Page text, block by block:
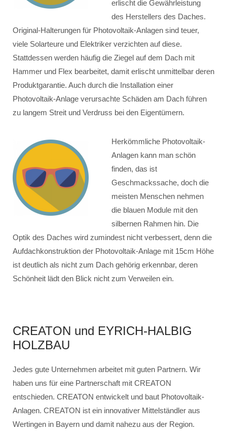
erlischt die Gewährleistung
des Herstellers des Daches.
Original-Halterungen für Photovoltaik-Anlagen sind teuer,
viele Solarteure und Elektriker verzichten auf diese.
Stattdessen werden häufig die Ziegel auf dem Dach mit
Hammer und Flex bearbeitet, damit erlischt unmittelbar deren
Produktgarantie. Auch durch die Installation einer
Photovoltaik-Anlage verursachte Schäden am Dach führen
zu langem Streit und Verdruss bei den Eigentümern.
Herkömmliche Photovoltaik-
Anlagen kann man schön
finden, das ist
Geschmackssache, doch die
meisten Menschen nehmen
die blauen Module mit den
silbernen Rahmen hin. Die
Optik des Daches wird zumindest nicht verbessert, denn die
Aufdachkonstruktion der Photovoltaik-Anlage mit 15cm Höhe
ist deutlich als nicht zum Dach gehörig erkennbar, deren
Schönheit lädt den Blick nicht zum Verweilen ein.
CREATON und EYRICH-HALBIG
HOLZBAU
Jedes gute Unternehmen arbeitet mit guten Partnern. Wir
haben uns für eine Partnerschaft mit CREATON
entschieden. CREATON entwickelt und baut Photovoltaik-
Anlagen. CREATON ist ein innovativer Mittelständler aus
Wertingen in Bayern und damit nahezu aus der Region.